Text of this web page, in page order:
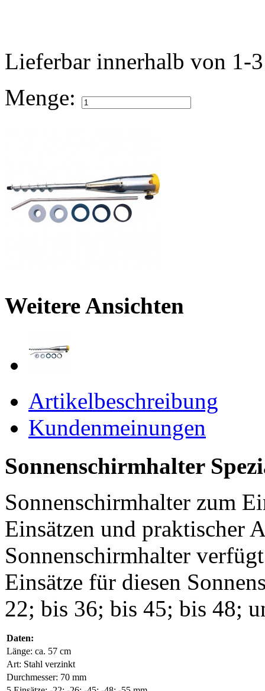
Lieferbar innerhalb von 1-
Menge:
Weitere Ansichten
Artikelbeschreibung
Kundenmeinungen
Sonnenschirmhalter
Sonnenschirmhalter zum
Einsätzen und praktischer
Sonnenschirmhalter
Einsätze für diesen
22; bis 36; bis 45; bis 48;
Daten:
Länge: ca. 57 cm
Art: Stahl verzinkt
Durchmesser: 70 mm